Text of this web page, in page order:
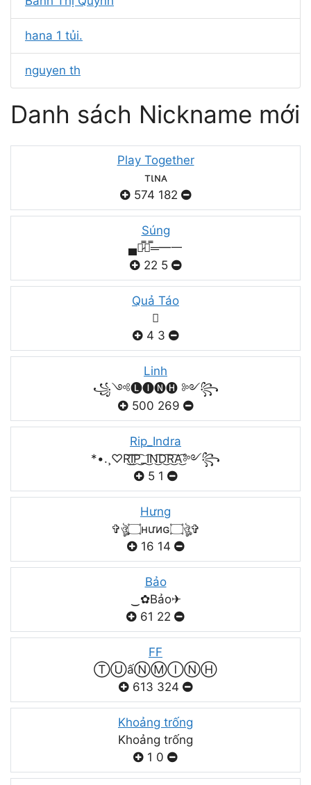
hana 1 tủi.
nguyen th
Danh sách Nickname mới
Play Together
тιɴᴀ
574 182
Súng
▄︻̷̿┻̿═━一
22 5
Quả Táo

4 3
Linh
꧁༺🅛🅘🅝🅗 ༻꧂
500 269
Rip_Indra
*•.¸♡R͜͡I͜͡P͜͡_I͜͡N͜͡D͜͡R͜͡A͜͡༻꧂
5 1
Hưng
✞ঔৣ۝нưиɢ۝ঔৣ✞
16 14
Bảo
‿✿Bảo✈
61 22
FF
ⓉⓊấⓃⓂⒾⓃⒽ
613 324
Khoảng trống
Khoảng trống
1 0